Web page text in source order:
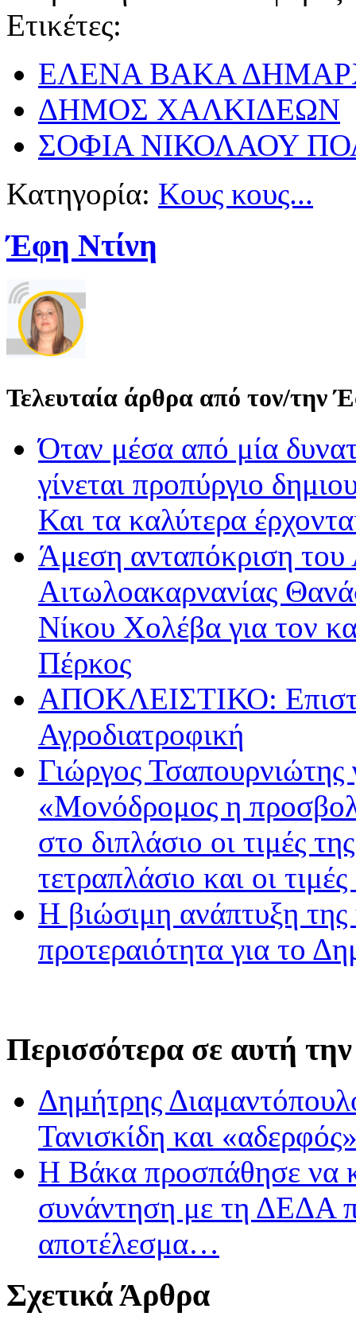
Ετικέτες:
ΕΛΕΝΑ ΒΑΚΑ
ΔΗΜΟΣ ΧΑΛΚΙΔΕΩΝ
ΣΟΦΙΑ ΝΙΚΟΛΑΟΥ
Κατηγορία: Κους κους...
Έφη Ντίνη
Τελευταία άρθρα από τον/την
Όταν μέσα από μία
γίνεται προπύργιο
Και τα καλύτερα
Άμεση ανταπόκριση του
Αιτωλοακαρνανίας
Νίκου Χολέβα για τον
Πέρκος
ΑΠΟΚΛΕΙΣΤΙΚΟ:
Αγροδιατροφική
Γιώργος
«Μονόδρομος η
στο διπλάσιο οι τιμές
τετραπλάσιο και οι
Η βιώσιμη ανάπτυξη της
προτεραιότητα για το
Περισσότερα σε αυτή
Δημήτρης
Τανισκίδη και
Η Βάκα προσπάθησε να
συνάντηση με τη ΔΕΔΑ
αποτέλεσμα…
Σχετικά Άρθρα